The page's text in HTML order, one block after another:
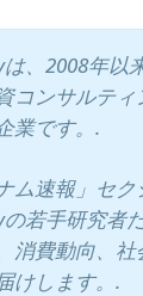
、2008年以
コンサルテ
業です。.
ム速報」セク
若手研究者
消費動向、
けします。.